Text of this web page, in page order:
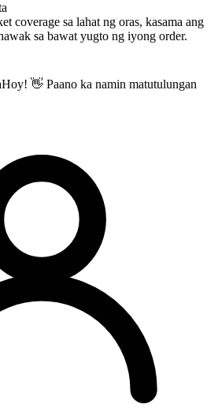
coverage sa lahat ng oras, kasama ang
sa bawat yugto ng iyong order.
Hoy! 👋 Paano ka namin matutulungan